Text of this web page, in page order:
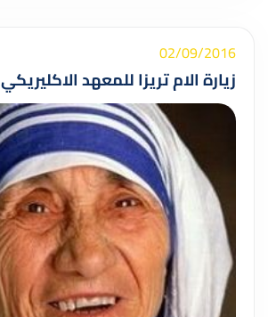
02/09/2016
زيارة الام تريزا للمعهد الاكليريكي